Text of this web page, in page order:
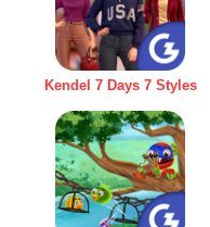
Kendel 7 Days 7 Styles